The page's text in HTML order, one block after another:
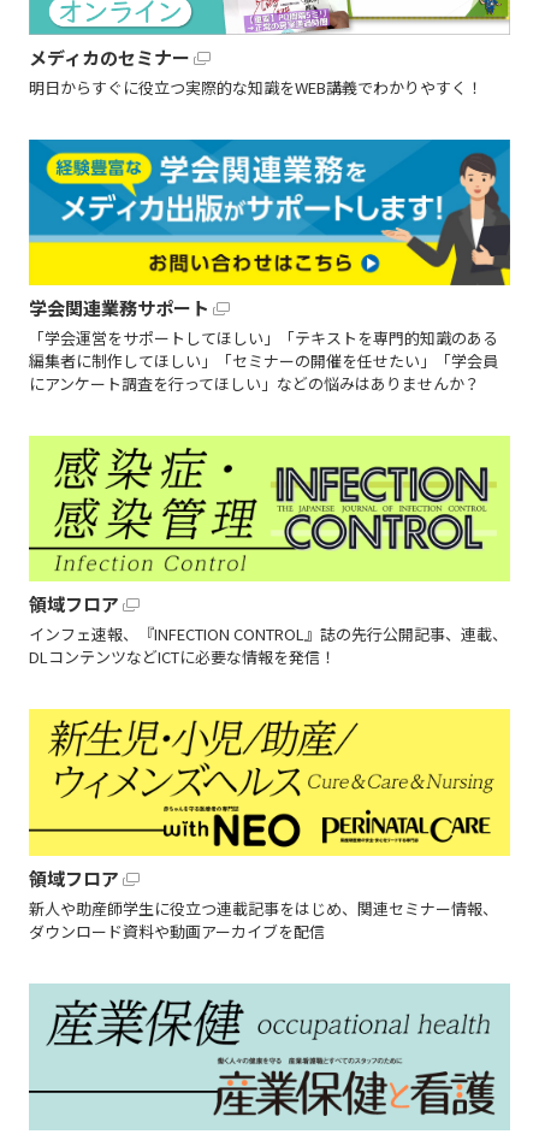
メディカのセミナー
明日からすぐに役立つ実際的な知識をWEB講義でわかりやすく！
学会関連業務サポート
「学会運営をサポートしてほしい」「テキストを専門的知識のある
編集者に制作してほしい」「セミナーの開催を任せたい」「学会員
にアンケート調査を行ってほしい」などの悩みはありませんか？
領域フロア
インフェ速報、『INFECTION CONTROL』誌の先行公開記事、連載、
DLコンテンツなどICTに必要な情報を発信！
領域フロア
新人や助産師学生に役立つ連載記事をはじめ、関連セミナー情報、
ダウンロード資料や動画アーカイブを配信